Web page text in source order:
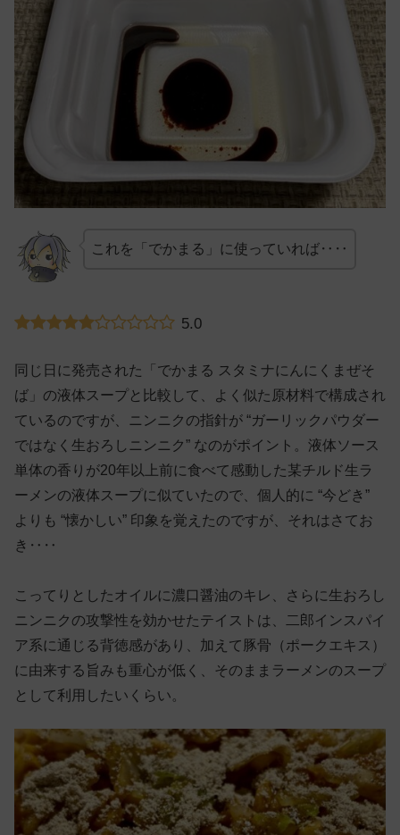
これを「でかまる」に使っていれば‥‥
5.0
同じ日に発売された「でかまる スタミナにんにくまぜそ
ば」の液体スープと比較して、よく似た原材料で構成され
ているのですが、ニンニクの指針が “ガーリックパウダー
ではなく生おろしニンニク” なのがポイント。液体ソース
単体の香りが20年以上前に食べて感動した某チルド生ラ
ーメンの液体スープに似ていたので、個人的に “今どき”
よりも “懐かしい” 印象を覚えたのですが、それはさてお
き‥‥
こってりとしたオイルに濃口醤油のキレ、さらに生おろし
ニンニクの攻撃性を効かせたテイストは、二郎インスパイ
ア系に通じる背徳感があり、加えて豚骨（ポークエキス）
に由来する旨みも重心が低く、そのままラーメンのスープ
として利用したいくらい。